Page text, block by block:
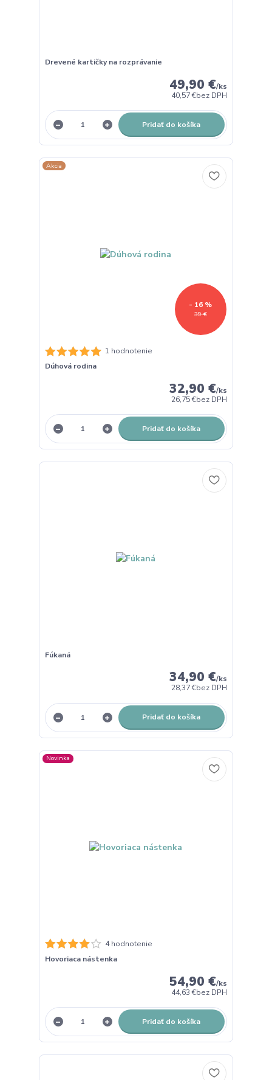
Drevené kartičky na rozprávanie
49,90 €/ks
40,57 €bez DPH
Pridať do košíka
Akcia
39 €
- 16 %
1 hodnotenie
Dúhová rodina
32,90 €/ks
26,75 €bez DPH
Pridať do košíka
Fúkaná
34,90 €/ks
28,37 €bez DPH
Pridať do košíka
Novinka
4 hodnotenie
Hovoriaca nástenka
54,90 €/ks
44,63 €bez DPH
Pridať do košíka